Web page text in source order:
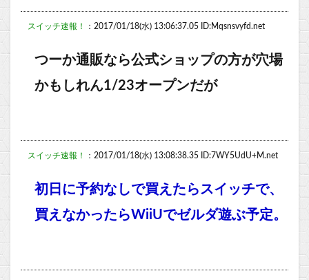
スイッチ速報！ ：2017/01/18(水) 13:06:37.05 ID:Mqsnsvyfd.net
つーか通販なら公式ショップの方が穴場
かもしれん1/23オープンだが
スイッチ速報！ ：2017/01/18(水) 13:08:38.35 ID:7WY5UdU+M.net
初日に予約なしで買えたらスイッチで、
買えなかったらWiiUでゼルダ遊ぶ予定。